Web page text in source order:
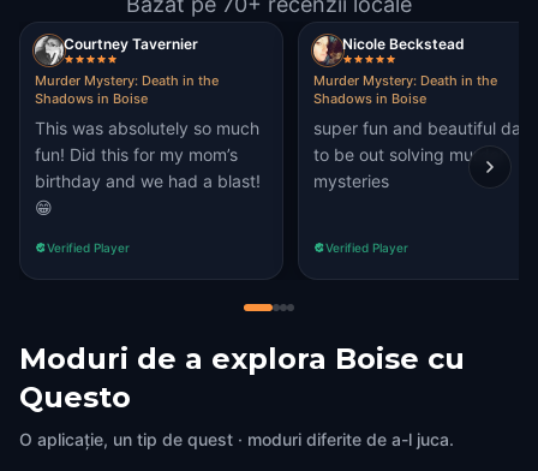
Courtney Tavernier
Murder Mystery: Death in the
Shadows in Boise
This was absolutely so much
fun! Did this for my mom’s
birthday and we had a blast!
😁
Verified Player
Nicole Beckstead
Murder Mystery: Death in the
Shadows in Boise
super fun and beautiful day
to be out solving murder
mysteries
Verified Player
Moduri de a explora Boise cu
Questo
O aplicație, un tip de quest · moduri diferite de a-l juca.